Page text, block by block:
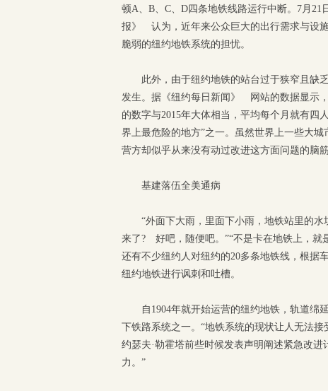
顿A、B、C、D四条地铁线路运行中断。7月
报》 认为，近年来公众巨大的出行需求与设
脆弱的纽约地铁系统的担忧。
此外，由于纽约地铁的站台过于狭窄且缺
发生。据《纽约每日新闻》 网站的数据显示
的数字与2015年大体相当，平均每个月就有四
界上最危险的地方”之一。虽然世界上一些大
营方却似乎从来没有动过改进这方面问题的脑筋
基建落伍全美通病
“外面下大雨，里面下小雨，地铁站里的
来了? 好吧，随便吧。”“不是卡在地铁上，就
还有不少纽约人对纽约的20多条地铁线，根据
纽约地铁进行讽刺和吐槽。
自1904年就开始运营的纽约地铁，轨道绵
下铁路系统之一。“地铁系统的现状让人无法
约瑟夫·勒霍塔前些时候发表声明阐述紧急改
力。”